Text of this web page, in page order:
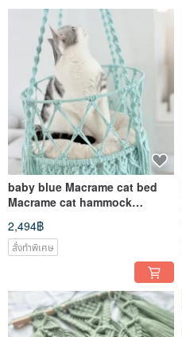
baby blue Macrame cat bed
Macrame cat hammock
Hanging cat swing Large cat
tree
2,494฿
สั่งทำพิเศษ